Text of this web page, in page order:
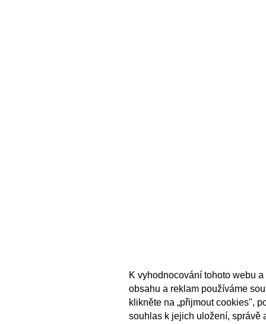
K vyhodnocování tohoto webu
obsahu a reklam používáme
klikněte na „přijmout cookies",
souhlas k jejich uložení, správě